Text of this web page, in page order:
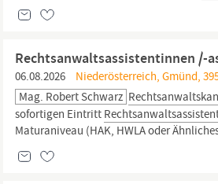
Rechtsanwaltsassistentinnen /-
06.08.2026
Niederösterreich, Gmünd,
Mag. Robert Schwarz
sofortigen Eintritt
Maturaniveau (HAK, HWLA oder